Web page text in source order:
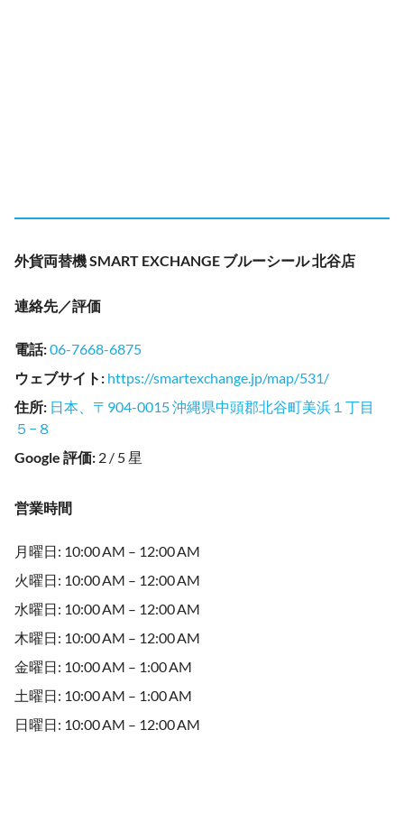
外貨両替機 SMART EXCHANGE ブルーシール 北谷店
連絡先／評価
電話:06-7668-6875
ウェブサイト : https://smartexchange.jp/map/531/
住所: 日本、〒904-0015 沖縄県中頭郡北谷町美浜１丁目
５−８
Google 評価: 2 / 5 星
営業時間
月曜日: 10:00 AM – 12:00 AM
火曜日: 10:00 AM – 12:00 AM
水曜日: 10:00 AM – 12:00 AM
木曜日: 10:00 AM – 12:00 AM
金曜日: 10:00 AM – 1:00 AM
土曜日: 10:00 AM – 1:00 AM
日曜日: 10:00 AM – 12:00 AM